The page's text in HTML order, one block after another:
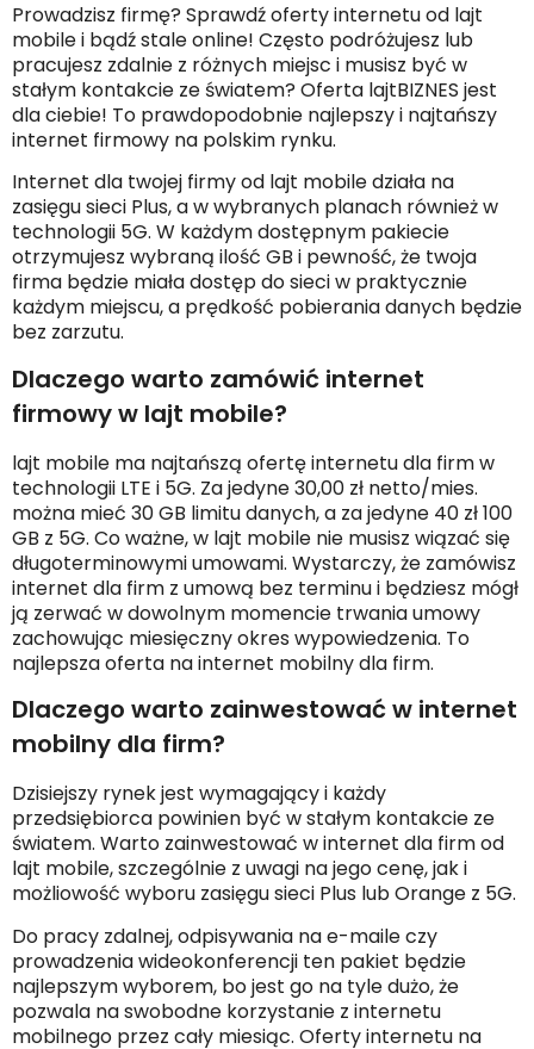
Prowadzisz firmę? Sprawdź oferty internetu od lajt
mobile i bądź stale online! Często podróżujesz lub
pracujesz zdalnie z różnych miejsc i musisz być w
stałym kontakcie ze światem? Oferta lajtBIZNES jest
dla ciebie! To prawdopodobnie najlepszy i najtańszy
internet firmowy na polskim rynku.
Internet dla twojej firmy od lajt mobile działa na
zasięgu sieci Plus, a w wybranych planach również w
technologii 5G. W każdym dostępnym pakiecie
otrzymujesz wybraną ilość GB i pewność, że twoja
firma będzie miała dostęp do sieci w praktycznie
każdym miejscu, a prędkość pobierania danych będzie
bez zarzutu.
Dlaczego warto zamówić internet
firmowy w lajt mobile?
lajt mobile ma najtańszą ofertę internetu dla firm w
technologii LTE i 5G. Za jedyne 30,00 zł netto/mies.
można mieć 30 GB limitu danych, a za jedyne 40 zł 100
GB z 5G. Co ważne, w lajt mobile nie musisz wiązać się
długoterminowymi umowami. Wystarczy, że zamówisz
internet dla firm z umową bez terminu i będziesz mógł
ją zerwać w dowolnym momencie trwania umowy
zachowując miesięczny okres wypowiedzenia. To
najlepsza oferta na internet mobilny dla firm.
Dlaczego warto zainwestować w internet
mobilny dla firm?
Dzisiejszy rynek jest wymagający i każdy
przedsiębiorca powinien być w stałym kontakcie ze
światem. Warto zainwestować w internet dla firm od
lajt mobile, szczególnie z uwagi na jego cenę, jak i
możliowość wyboru zasięgu sieci Plus lub Orange z 5G.
Do pracy zdalnej, odpisywania na e-maile czy
prowadzenia wideokonferencji ten pakiet będzie
najlepszym wyborem, bo jest go na tyle dużo, że
pozwala na swobodne korzystanie z internetu
mobilnego przez cały miesiąc. Oferty internetu na